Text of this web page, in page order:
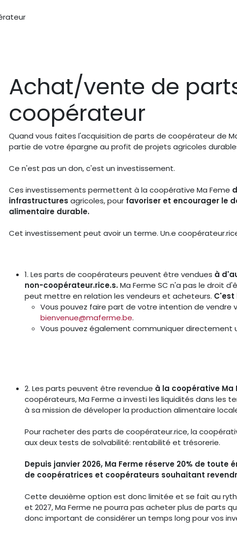
Achat/vente de
coopérateur
Quand vous faites l'acquisition de parts de coopérateur de
partie de votre épargne au profit de projets agricoles
Ce n'est pas un don, c'est un investissement.
Ces investissements permettent à la coopérative Ma Feme
infrastructures agricoles, pour favoriser et encourager le
alimentaire durable.
Cet investissement peut avoir un terme. Un.e
1. Les parts de coopérateurs peuvent être vendues à
non-coopérateur.rice.s.Ma Ferme SC n'a pas le droit
peut mettre en relation les vendeurs et acheteurs. C'est
Vous pouvez faire part de votre intention de vendre
bienvenue@maferme.be.
Vous pouvez également communiquer directement
2. Les parts peuvent être revendue à la coopérative Ma
coopérateurs, Ma Ferme a investi les liquidités dans les
à sa mission de déveloper la production alimentaire
Pour racheter des parts de coopérateur.rice, la
aux deux tests de solvabilité: rentabilité et trésorerie.
Depuis janvier 2026, Ma Ferme réserve 20% de
de coopératrices et coopérateurs souhaitant
Cette deuxième option est donc limitée et se fait au
et 2027, Ma Ferme ne pourra pas acheter plus de parts
donc important de considérer un temps long pour vos